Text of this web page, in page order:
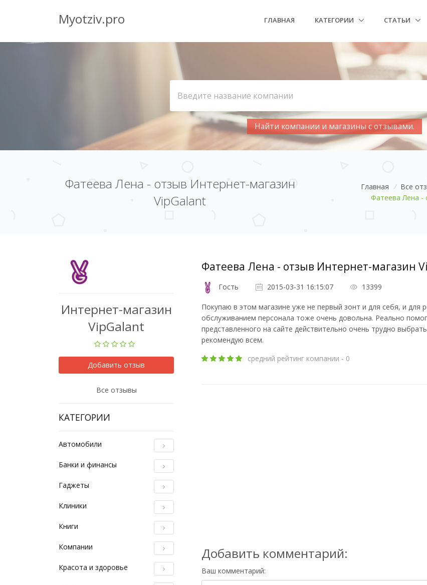
Myotziv.pro ГЛАВНАЯ КАТЕГОРИИ СТАТЬИ
Найти компании и магазины с отзывами.
Фатеева Лена - отзыв Интернет-магазин
VipGalant
Главная / Все
Фатеева Лена -
Интернет-магазин
VipGalant
Добавить отзыв
Все отзывы
КАТЕГОРИИ
Автомобили
Банки и финансы
Гаджеты
Клиники
Книги
Компании
Красота и здоровье
Фатеева Лена - отзыв Интернет-магазин
Гость 2015-03-31 16:15:07 13399
Покупаю в этом магазине уже не первый зонт и для себя, и для
обслуживанием персонала тоже очень довольна. Реально
представленного на сайте действительно очень трудно
рекомендую всем.
средний рейтинг компании - 0
Добавить комментарий:
Ваш комментарий: